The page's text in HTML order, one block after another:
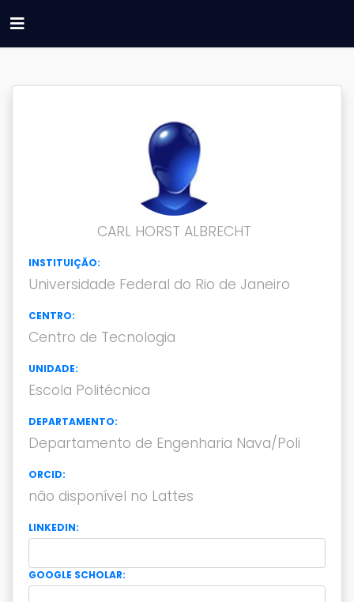
CARL HORST ALBRECHT
INSTITUIÇÃO:
Universidade Federal do Rio de Janeiro
CENTRO:
Centro de Tecnologia
UNIDADE:
Escola Politécnica
DEPARTAMENTO:
Departamento de Engenharia Nava/Poli
ORCID:
não disponível no Lattes
LINKEDIN:
GOOGLE SCHOLAR: